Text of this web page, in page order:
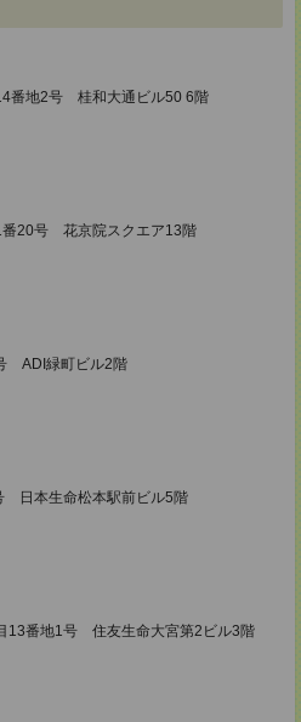
番地2号 桂和大通ビル50 6階
番20号 花京院スクエア13階
ADI緑町ビル2階
日本生命松本駅前ビル5階
13番地1号 住友生命大宮第2ビル3階